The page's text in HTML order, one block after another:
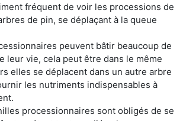
fréquent de voir les processions de
de pin, se déplaçant à la queue
peuvent bâtir beaucoup de
leur vie, cela peut être dans le même
elles se déplacent dans un autre arbre
les nutriments indispensables à
processionnaires sont obligés de se